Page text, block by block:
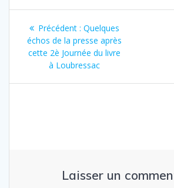
Navigation
de
l’article
Précédent : Article
précédent
:
Quelques
échos de la presse après
cette 2è Journée du livre
à Loubressac
Laisser un